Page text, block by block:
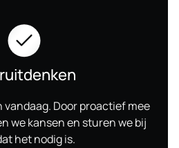
vandaag. Door proactief mee
we kansen en sturen we bij
het nodig is.